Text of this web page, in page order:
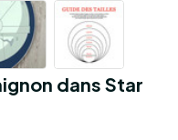
dans Star